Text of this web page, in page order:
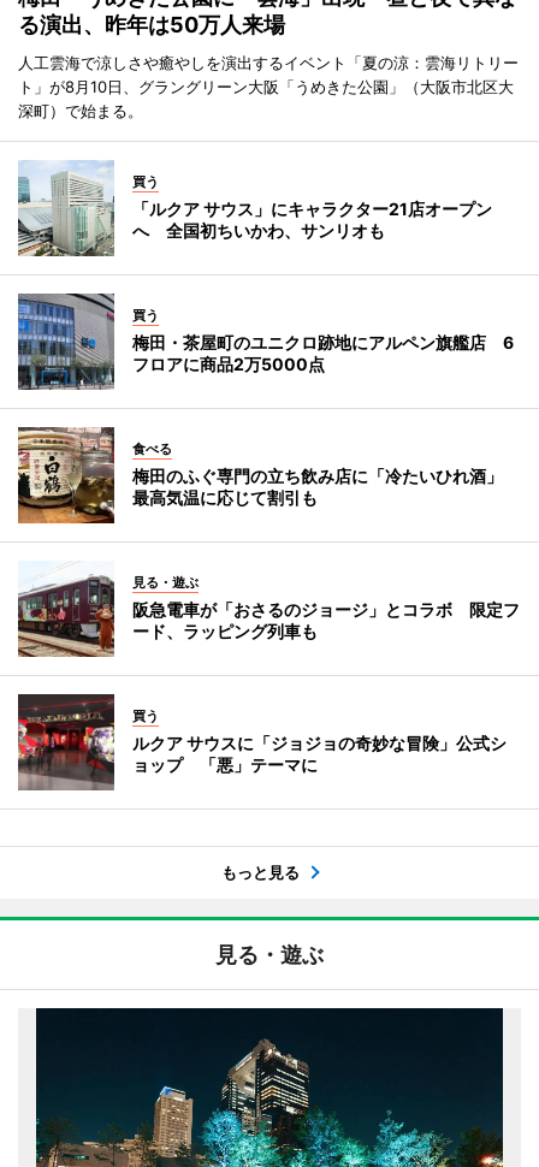
る演出、昨年は50万人来場
人工雲海で涼しさや癒やしを演出するイベント「夏の涼：雲海リトリー
ト」が8月10日、グラングリーン大阪「うめきた公園」（大阪市北区大
深町）で始まる。
買う
「ルクア サウス」にキャラクター21店オープン
へ 全国初ちいかわ、サンリオも
買う
梅田・茶屋町のユニクロ跡地にアルペン旗艦店 6
フロアに商品2万5000点
食べる
梅田のふぐ専門の立ち飲み店に「冷たいひれ酒」
最高気温に応じて割引も
見る・遊ぶ
阪急電車が「おさるのジョージ」とコラボ 限定フ
ード、ラッピング列車も
買う
ルクア サウスに「ジョジョの奇妙な冒険」公式シ
ョップ 「悪」テーマに
もっと見る
見る・遊ぶ